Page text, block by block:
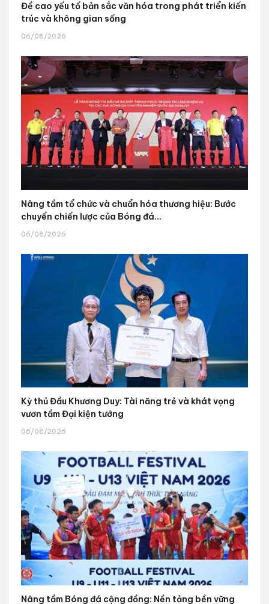
Đề cao yếu tố bản sắc văn hóa trong phát triển kiến
trúc và không gian sống
06/08/2026
Nâng tầm tổ chức và chuẩn hóa thương hiệu: Bước
chuyển chiến lược của Bóng đá...
06/08/2026
Kỳ thủ Đầu Khương Duy: Tài năng trẻ và khát vọng
vươn tầm Đại kiện tướng
06/08/2026
Nâng tầm Bóng đá cộng đồng: Nền tảng bền vững